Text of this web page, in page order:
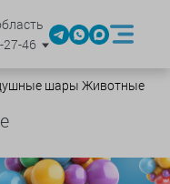
46
шары Животные